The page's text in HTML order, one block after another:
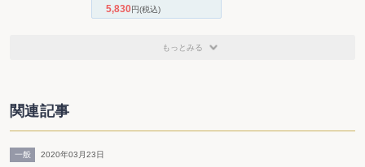
5,830円(税込)
もっとみる
関連記事
一般 2020年03月23日